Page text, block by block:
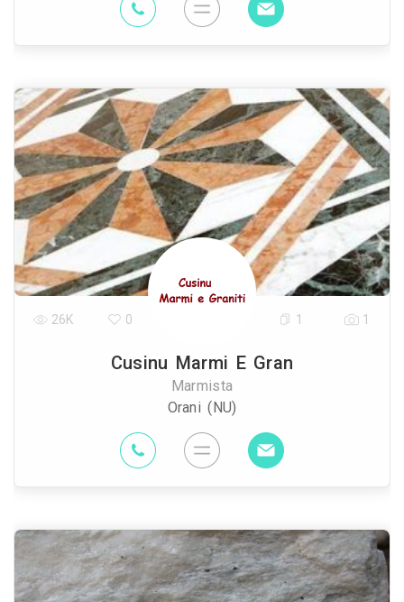
Cusinu Marmi E Gran
Marmista
Orani (NU)
26K 0 1 1